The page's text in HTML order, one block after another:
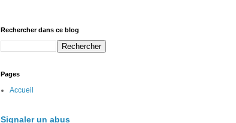
Rechercher dans ce blog
Pages
Accueil
Signaler un abus